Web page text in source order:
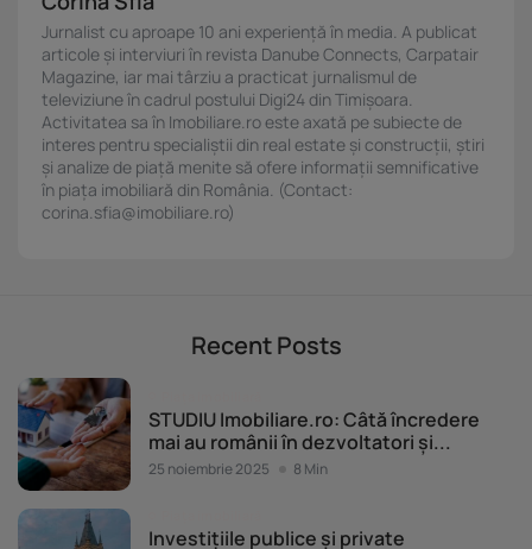
Jurnalist cu aproape 10 ani experiență în media. A publicat
articole și interviuri în revista Danube Connects, Carpatair
Magazine, iar mai târziu a practicat jurnalismul de
televiziune în cadrul postului Digi24 din Timișoara.
Activitatea sa în Imobiliare.ro este axată pe subiecte de
interes pentru specialiștii din real estate și construcții, știri
și analize de piață menite să ofere informații semnificative
în piața imobiliară din România. (Contact:
corina.sfia@imobiliare.ro)
Recent Posts
STUDIU Imobiliare.ro: Câtă încredere
mai au românii în dezvoltatori și...
25 noiembrie 2025 8 Min
Investițiile publice și private